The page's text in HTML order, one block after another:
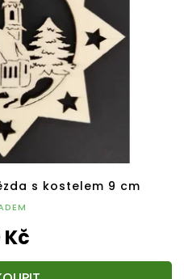
s kostelem 9 cm
Kč